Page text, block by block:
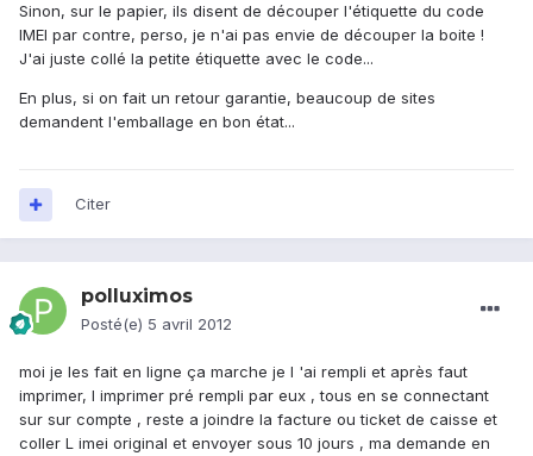
Sinon, sur le papier, ils disent de découper l'étiquette du code
IMEI par contre, perso, je n'ai pas envie de découper la boite !
J'ai juste collé la petite étiquette avec le code...
En plus, si on fait un retour garantie, beaucoup de sites
demandent l'emballage en bon état...
Citer
polluximos
Posté(e) 5 avril 2012
moi je les fait en ligne ça marche je l 'ai rempli et après faut
imprimer, l imprimer pré rempli par eux , tous en se connectant
sur sur compte , reste a joindre la facture ou ticket de caisse et
coller L imei original et envoyer sous 10 jours , ma demande en